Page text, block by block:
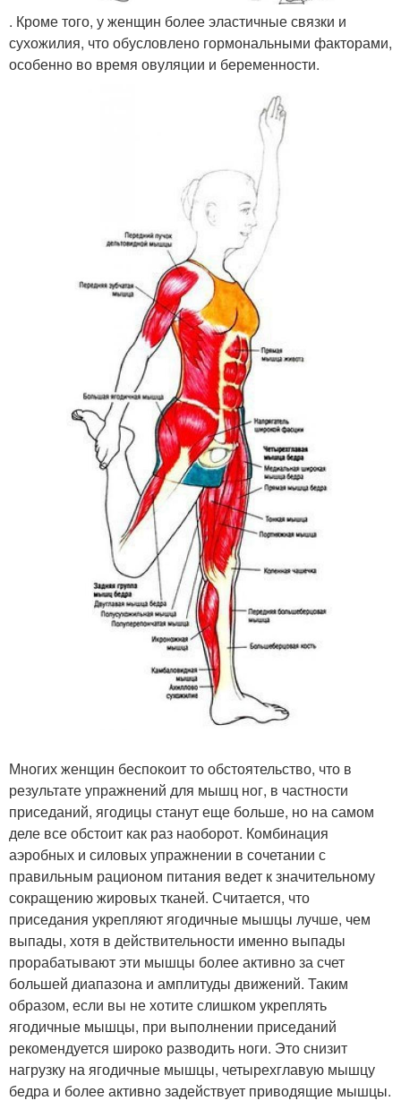
. Кроме того, у женщин более эластичные связки и
сухожилия, что обусловлено гормональными факторами,
особенно во время овуляции и беременности.
Многих женщин беспокоит то обстоятельство, что в
результате упражнений для мышц ног, в частности
приседаний, ягодицы станут еще больше, но на самом
деле все обстоит как раз наоборот. Комбинация
аэробных и силовых упражнении в сочетании с
правильным рационом питания ведет к значительному
сокращению жировых тканей. Считается, что
приседания укрепляют ягодичные мышцы лучше, чем
выпады, хотя в действительности именно выпады
прорабатывают эти мышцы более активно за счет
большей диапазона и амплитуды движений. Таким
образом, если вы не хотите слишком укреплять
ягодичные мышцы, при выполнении приседаний
рекомендуется широко разводить ноги. Это снизит
нагрузку на ягодичные мышцы, четырехглавую мышцу
бедра и более активно задействует приводящие мышцы.